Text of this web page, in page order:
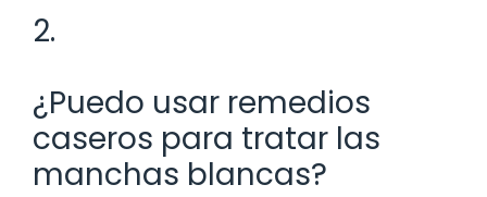
2.
¿Puedo usar remedios
caseros para tratar las
manchas blancas?